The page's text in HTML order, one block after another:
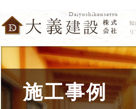
知
施工事例